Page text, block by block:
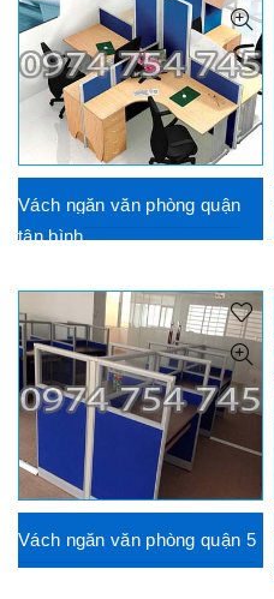
Vách ngăn văn phòng quận
tân bình
Vách ngăn văn phòng quận 5